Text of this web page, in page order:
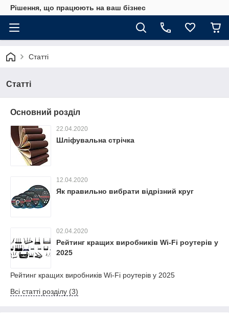
Рішення, що працюють на ваш бізнес
Статті
Статті
Основний розділ
22.04.2020
Шліфувальна стрічка
12.04.2020
Як правильно вибрати відрізний круг
02.04.2020
Рейтинг кращих виробників Wi-Fi роутерів у
2025
Рейтинг кращих виробників Wi-Fi роутерів у 2025
Всі статті розділу (3)